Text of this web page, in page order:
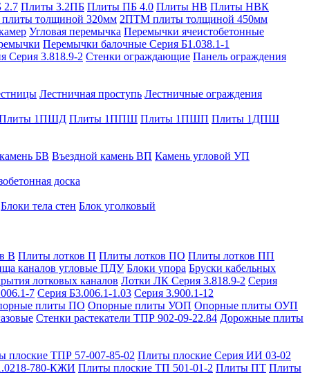
2.7 Плиты 3.2ПБ Плиты ПБ 4.0 Плиты НВ Плиты НВК
толщиной 320мм 2ПТМ плиты толщиной 450мм
Угловая перемычка Перемычки ячеистобетонные
Перемычки балочные Серия Б1.038.1-1
Серия 3.818.9-2 Стенки ограждающие Панель ограждения
Лестничная проступь Лестничные ограждения
1ПШД Плиты 1ППШ Плиты 1ПШП Плиты 1ДПШ
БВ Въездной камень ВП Камень угловой УП
доска
Блоки тела стен Блок уголковый
В Плиты лотков П Плиты лотков ПО Плиты лотков ПП
каналов угловые ПДУ Блоки упора Бруски кабельных
лотковых каналов Лотки ЛК Серия 3.818.9-2 Серия
7 Серия Б3.006.1-1.03 Серия 3.900.1-12
плиты ПО Опорные плиты УОП Опорные плиты ОУП
Стенки растекатели ТПР 902-09-22.84 Дорожные плиты
плоские ТПР 57-007-85-02 Плиты плоские Серия ИИ 03-02
780-КЖИ Плиты плоские ТП 501-01-2 Плиты ПТ Плиты